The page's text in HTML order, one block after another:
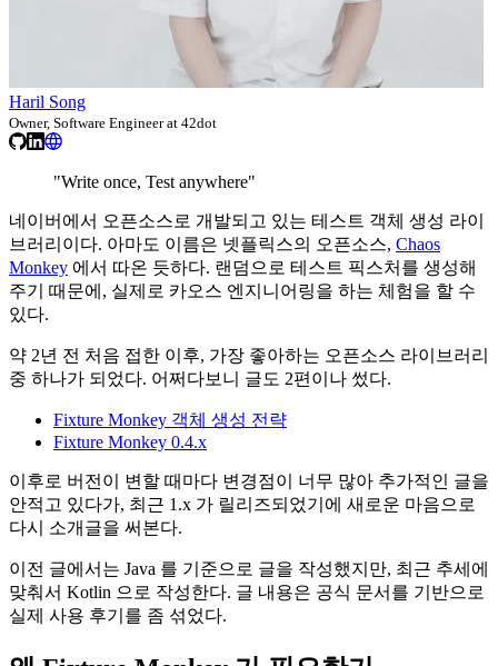
Haril Song
Owner, Software Engineer at 42dot
"Write once, Test anywhere"
네이버에서 오픈소스로 개발되고 있는 테스트 객체 생성 라이
브러리이다. 아마도 이름은 넷플릭스의 오픈소스, Chaos
Monkey 에서 따온 듯하다. 랜덤으로 테스트 픽스처를 생성해
주기 때문에, 실제로 카오스 엔지니어링을 하는 체험을 할 수
있다.
약 2년 전 처음 접한 이후, 가장 좋아하는 오픈소스 라이브러리
중 하나가 되었다. 어쩌다보니 글도 2편이나 썼다.
Fixture Monkey 객체 생성 전략
Fixture Monkey 0.4.x
이후로 버전이 변할 때마다 변경점이 너무 많아 추가적인 글을
안적고 있다가, 최근 1.x 가 릴리즈되었기에 새로운 마음으로
다시 소개글을 써본다.
이전 글에서는 Java 를 기준으로 글을 작성했지만, 최근 추세에
맞춰서 Kotlin 으로 작성한다. 글 내용은 공식 문서를 기반으로
실제 사용 후기를 좀 섞었다.